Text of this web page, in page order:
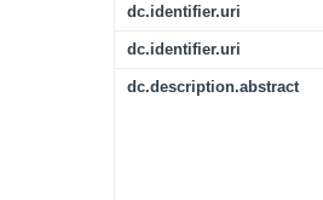
dc.identifier.uri
dc.identifier.uri
dc.description.abstract